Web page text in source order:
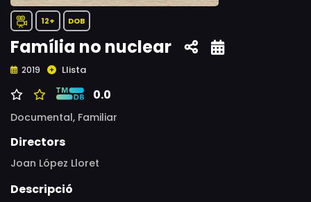
12+ DOB
Família no nuclear
2019 Llista
0.0
Documental, Familiar
Directors
Joan López Lloret
Descripció